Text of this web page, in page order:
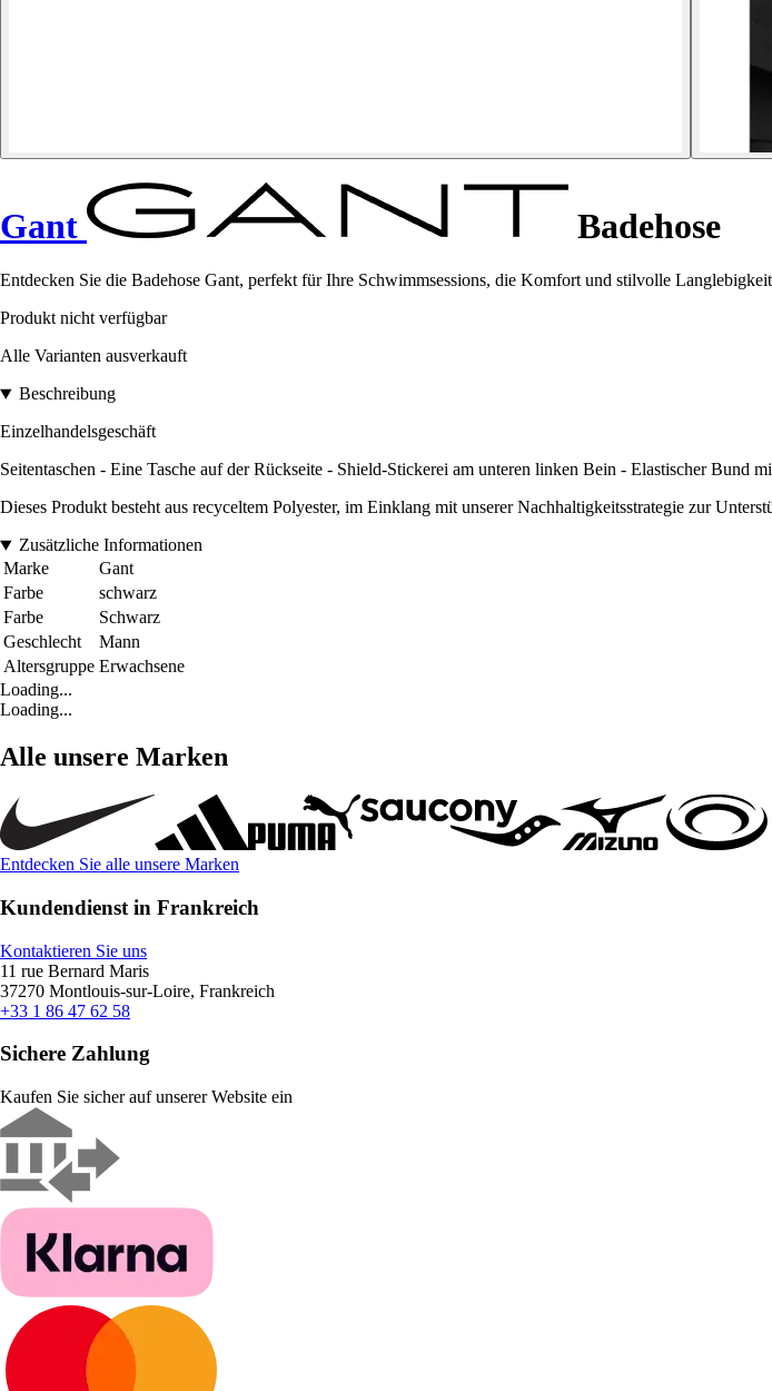
Gant Badehose
Entdecken Sie die Badehose Gant, perfekt für Ihre Schwimmsessions, die Komfort und stilvolle
Produkt nicht verfügbar
Alle Varianten ausverkauft
Beschreibung
Einzelhandelsgeschäft
Seitentaschen - Eine Tasche auf der Rückseite - Shield-Stickerei am unteren linken Bein - Elastischer
Dieses Produkt besteht aus recyceltem Polyester, im Einklang mit unserer Nachhaltigkeitsstrategie zur
Zusätzliche Informationen
Marke
Gant
Farbe
schwarz
Farbe
Schwarz
Geschlecht
Mann
Altersgruppe Erwachsene
Loading...
Loading...
Alle unsere Marken
Entdecken Sie alle unsere Marken
Kundendienst in Frankreich
Kontaktieren Sie uns
11 rue Bernard Maris
37270 Montlouis-sur-Loire, Frankreich
+33 1 86 47 62 58
Sichere Zahlung
Kaufen Sie sicher auf unserer Website ein